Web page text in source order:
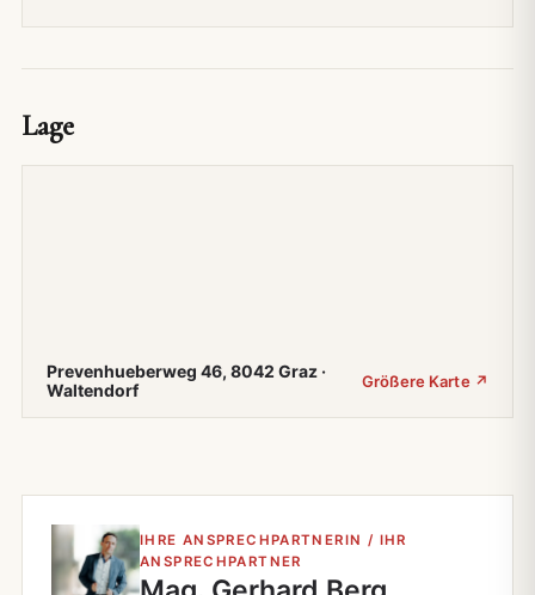
Lage
Prevenhueberweg 46, 8042 Graz ·
Waltendorf
Größere Karte ↗
IHRE ANSPRECHPARTNERIN / IHR
ANSPRECHPARTNER